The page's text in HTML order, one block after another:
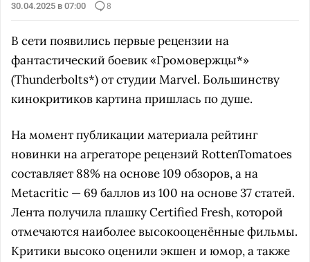
30.04.2025 в 07:00 8
В сети появились первые рецензии на
фантастический боевик «Громовержцы*»
(Thunderbolts*) от студии Marvel. Большинству
кинокритиков картина пришлась по душе.
На момент публикации материала рейтинг
новинки на агрегаторе рецензий RottenTomatoes
составляет 88% на основе 109 обзоров, а на
Metacritic — 69 баллов из 100 на основе 37 статей.
Лента получила плашку Certified Fresh, которой
отмечаются наиболее высокооценённые фильмы.
Критики высоко оценили экшен и юмор, а также